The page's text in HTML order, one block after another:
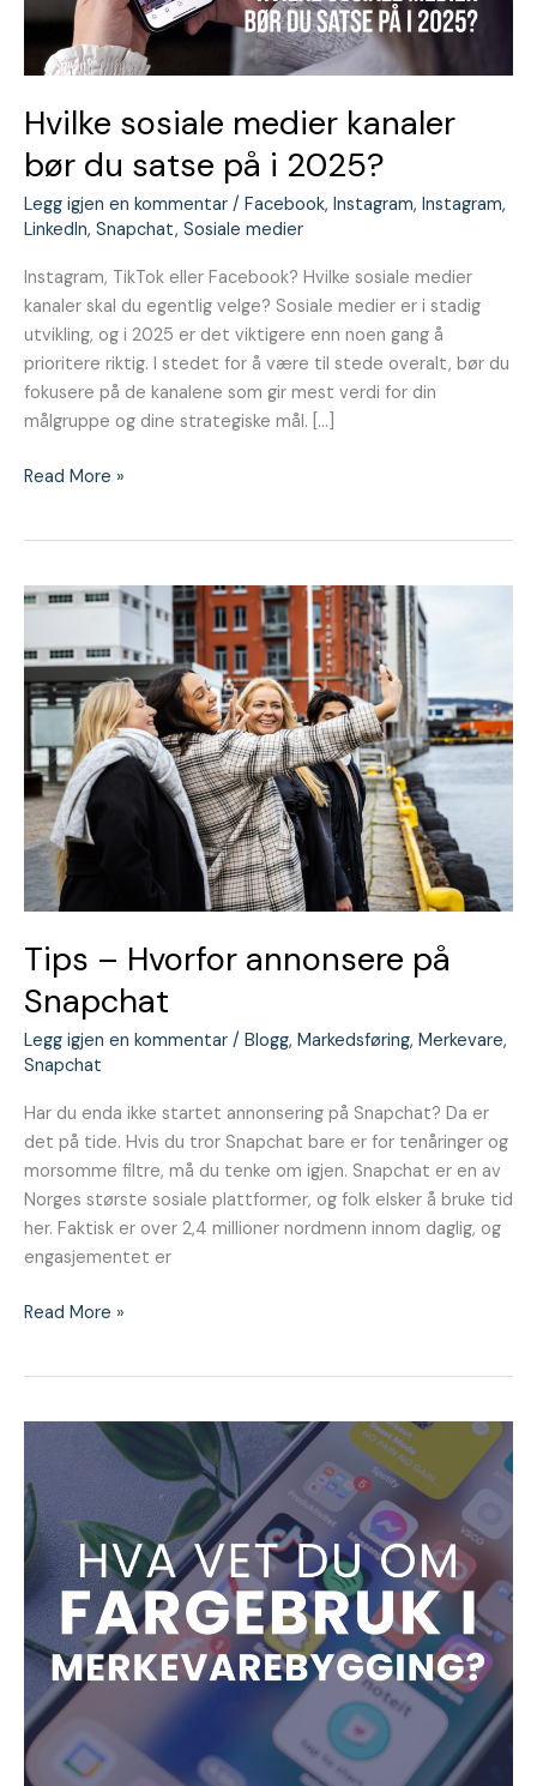
Hvilke sosiale medier kanaler
bør du satse på i 2025?
Legg igjen en kommentar / Facebook, Instagram, Instagram,
LinkedIn, Snapchat, Sosiale medier
Instagram, TikTok eller Facebook? Hvilke sosiale medier
kanaler skal du egentlig velge? Sosiale medier er i stadig
utvikling, og i 2025 er det viktigere enn noen gang å
prioritere riktig. I stedet for å være til stede overalt, bør du
fokusere på de kanalene som gir mest verdi for din
målgruppe og dine strategiske mål. […]
på
2025?
Read More »
Tips – Hvorfor annonsere på
Snapchat
Legg igjen en kommentar / Blogg, Markedsføring, Merkevare,
Snapchat
Har du enda ikke startet annonsering på Snapchat? Da er
det på tide. Hvis du tror Snapchat bare er for tenåringer og
morsomme filtre, må du tenke om igjen. Snapchat er en av
Norges største sosiale plattformer, og folk elsker å bruke tid
her. Faktisk er over 2,4 millioner nordmenn innom daglig, og
engasjementet er
Tips
Hvorfor
annonsere
på
Snapchat
Read More »
Fargebruk
merkevarebygging
–
Dette
betyr
fargene